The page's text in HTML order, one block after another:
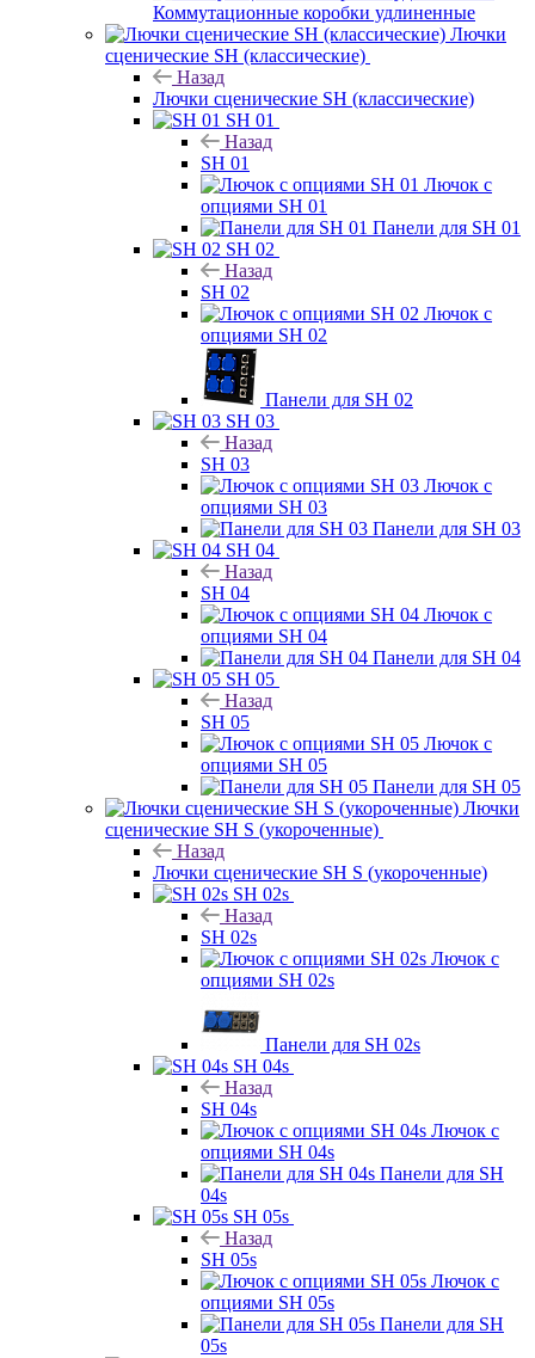
Коммутационные коробки удлиненные
Лючки
сценические SH (классические)
Назад
Лючки сценические SH (классические)
SH 01
Назад
SH 01
Лючок с
опциями SH 01
Панели для SH 01
SH 02
Назад
SH 02
Лючок с
опциями SH 02
Панели для SH 02
SH 03
Назад
SH 03
Лючок с
опциями SH 03
Панели для SH 03
SH 04
Назад
SH 04
Лючок с
опциями SH 04
Панели для SH 04
SH 05
Назад
SH 05
Лючок с
опциями SH 05
Панели для SH 05
Лючки
сценические SH S (укороченные)
Назад
Лючки сценические SH S (укороченные)
SH 02s
Назад
SH 02s
Лючок с
опциями SH 02s
Панели для SH 02s
SH 04s
Назад
SH 04s
Лючок с
опциями SH 04s
Панели для SH
04s
SH 05s
Назад
SH 05s
Лючок с
опциями SH 05s
Панели для SH
05s